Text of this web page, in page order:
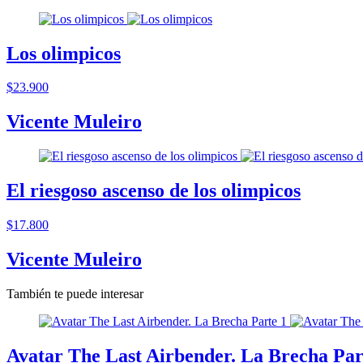
Los olimpicos
$23.900
Vicente Muleiro
El riesgoso ascenso de los olimpicos
$17.800
Vicente Muleiro
También te puede interesar
Avatar The Last Airbender. La Brecha